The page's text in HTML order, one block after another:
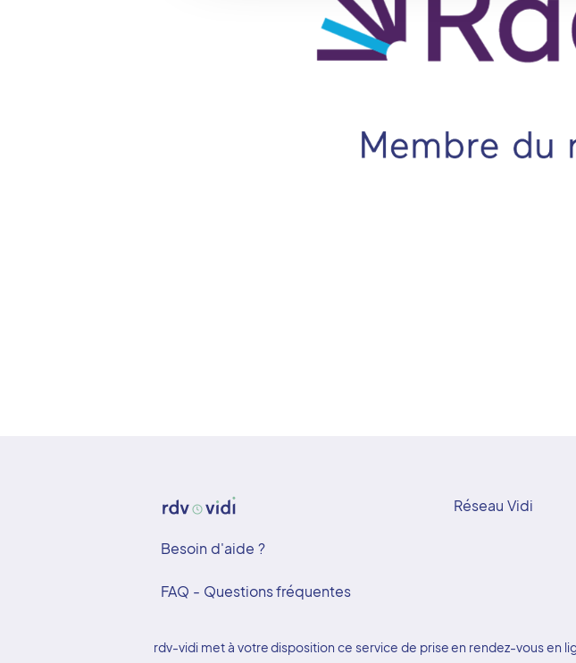
Besoin d'aide ?
FAQ - Questions fréquentes
Réseau Vidi
rdv-vidi met à votre disposition ce service de prise en rendez-vous en